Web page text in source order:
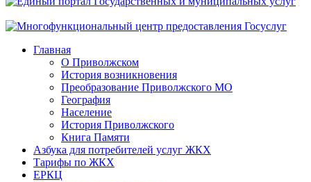
Главная
О Приволжском
История возникновения
Преобразование Приволжского МО
География
Население
История Приволжского
Книга Памяти
Азбука для потребителей услуг ЖКХ
Тарифы по ЖКХ
ЕРКЦ